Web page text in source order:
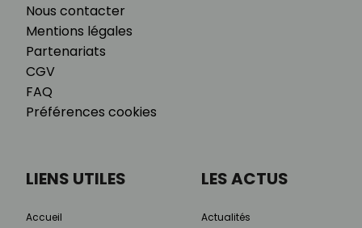
Nous contacter
Mentions légales
Partenariats
CGV
FAQ
Préférences cookies
LIENS UTILES
Accueil
LES ACTUS
Actualités